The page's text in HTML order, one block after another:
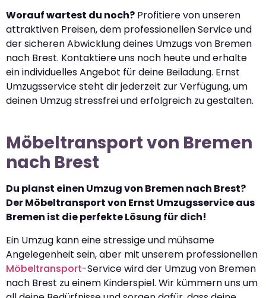
Worauf wartest du noch? Profitiere von unseren
attraktiven Preisen, dem professionellen Service und
der sicheren Abwicklung deines Umzugs von Bremen
nach Brest. Kontaktiere uns noch heute und erhalte
ein individuelles Angebot für deine Beiladung. Ernst
Umzugsservice steht dir jederzeit zur Verfügung, um
deinen Umzug stressfrei und erfolgreich zu gestalten.
Möbeltransport von Bremen
nach Brest
Du planst einen Umzug von Bremen nach Brest?
Der Möbeltransport von Ernst Umzugsservice aus
Bremen ist die perfekte Lösung für dich!
Ein Umzug kann eine stressige und mühsame
Angelegenheit sein, aber mit unserem professionellen
Möbeltransport-Service wird der Umzug von Bremen
nach Brest zu einem Kinderspiel. Wir kümmern uns um